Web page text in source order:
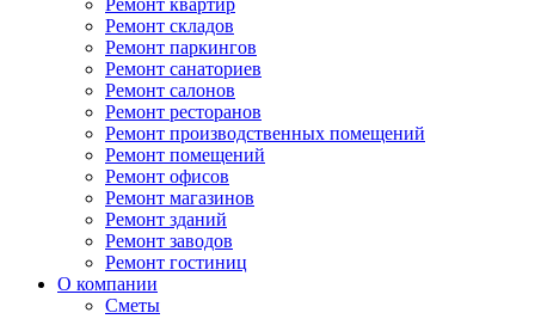
Ремонт квартир
Ремонт складов
Ремонт паркингов
Ремонт санаториев
Ремонт салонов
Ремонт ресторанов
Ремонт производственных помещений
Ремонт помещений
Ремонт офисов
Ремонт магазинов
Ремонт зданий
Ремонт заводов
Ремонт гостиниц
О компании
Сметы